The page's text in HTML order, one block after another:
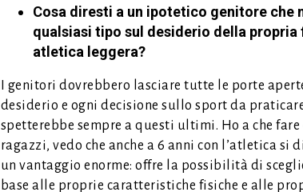
Cosa diresti a un ipotetico genitore che
qualsiasi tipo sul desiderio della
atletica leggera?
I genitori dovrebbero lasciare tutte le porte
desiderio e ogni decisione sullo sport da
spetterebbe sempre a questi ultimi. Ho a che
ragazzi, vedo che anche a 6 anni con l’atletica si
un vantaggio enorme: offre la possibilità di
base alle proprie caratteristiche fisiche e alle